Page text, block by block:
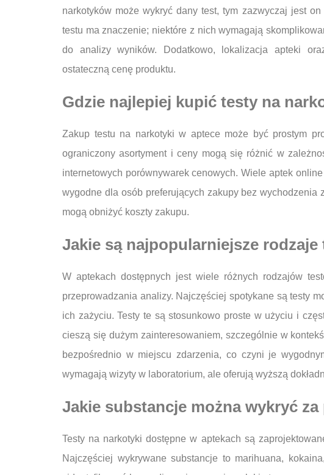
narkotyków może wykryć dany test, tym zazwyczaj jest
testu ma znaczenie; niektóre z nich wymagają
do analizy wyników. Dodatkowo, lokalizacja apteki
ostateczną cenę produktu.
Gdzie najlepiej kupić testy na
Zakup testu na narkotyki w aptece może być prostym
ograniczony asortyment i ceny mogą się różnić w
internetowych porównywarek cenowych. Wiele aptek
wygodne dla osób preferujących zakupy bez
mogą obniżyć koszty zakupu.
Jakie są najpopularniejsze
W aptekach dostępnych jest wiele różnych rodzajów
przeprowadzania analizy. Najczęściej spotykane są testy
ich zażyciu. Testy te są stosunkowo proste w użyciu i
cieszą się dużym zainteresowaniem, szczególnie w
bezpośrednio w miejscu zdarzenia, co czyni je
wymagają wizyty w laboratorium, ale oferują wyższą
Jakie substancje można wykryć
Testy na narkotyki dostępne w aptekach są
Najczęściej wykrywane substancje to marihuana,